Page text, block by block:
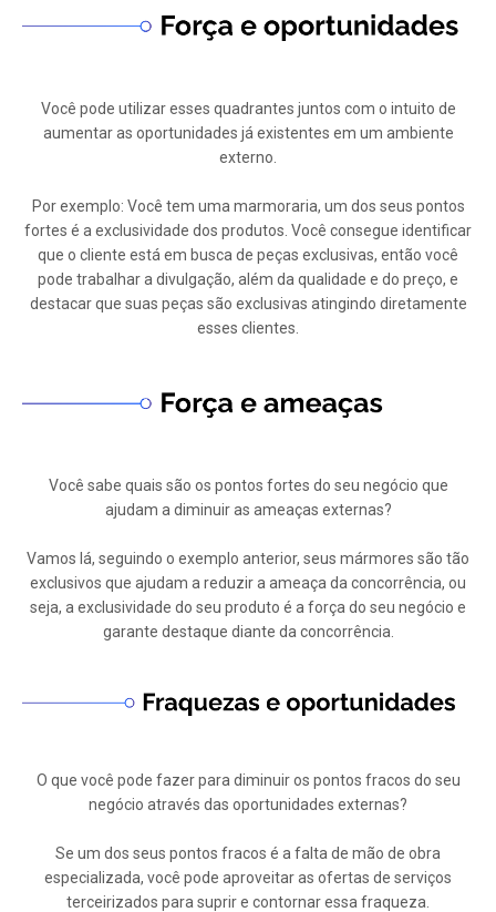
Você pode utilizar esses quadrantes juntos com o intuito de
aumentar as oportunidades já existentes em um ambiente
externo.
Por exemplo: Você tem uma marmoraria, um dos seus pontos
fortes é a exclusividade dos produtos. Você consegue identificar
que o cliente está em busca de peças exclusivas, então você
pode trabalhar a divulgação, além da qualidade e do preço, e
destacar que suas peças são exclusivas atingindo diretamente
esses clientes.
Você sabe quais são os pontos fortes do seu negócio que
ajudam a diminuir as ameaças externas?
Vamos lá, seguindo o exemplo anterior, seus mármores são tão
exclusivos que ajudam a reduzir a ameaça da concorrência, ou
seja, a exclusividade do seu produto é a força do seu negócio e
garante destaque diante da concorrência.
O que você pode fazer para diminuir os pontos fracos do seu
negócio através das oportunidades externas?
Se um dos seus pontos fracos é a falta de mão de obra
especializada, você pode aproveitar as ofertas de serviços
terceirizados para suprir e contornar essa fraqueza.